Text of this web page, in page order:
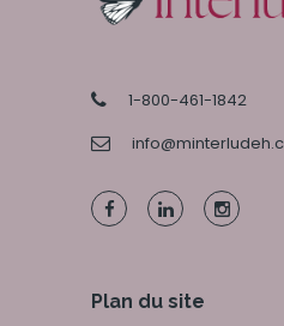
1-800-461-1842
Plan du site